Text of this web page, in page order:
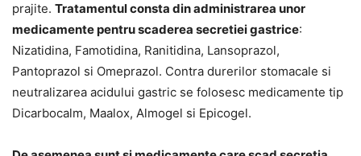
prajite. Tratamentul consta din administrarea unor
medicamente pentru scaderea secretiei gastrice:
Nizatidina, Famotidina, Ranitidina, Lansoprazol,
Pantoprazol si Omeprazol. Contra durerilor stomacale si
neutralizarea acidului gastric se folosesc medicamente tip
Dicarbocalm, Maalox, Almogel si Epicogel.